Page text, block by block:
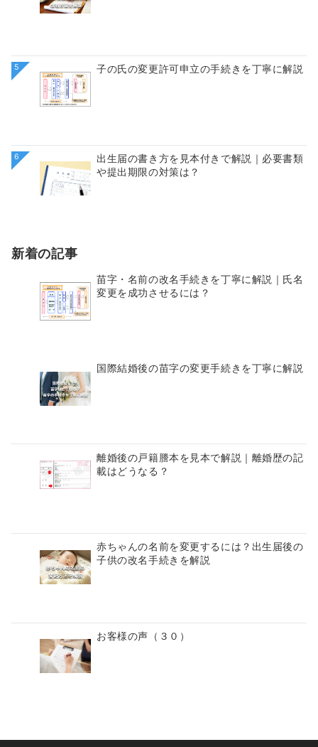
5 子の氏の変更許可申立の手続きを丁寧に解説
6
出生届の書き方を見本付きで解説｜必要書類
や提出期限の対策は？
新着の記事
苗字・名前の改名手続きを丁寧に解説｜氏名
変更を成功させるには？
国際結婚後の苗字の変更手続きを丁寧に解説
離婚後の戸籍謄本を見本で解説｜離婚歴の記
載はどうなる？
赤ちゃんの名前を変更するには？出生届後の
子供の改名手続きを解説
お客様の声（３０）